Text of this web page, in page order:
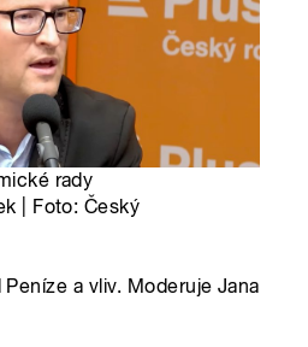
rady
| Foto: Český
a vliv. Moderuje Jana